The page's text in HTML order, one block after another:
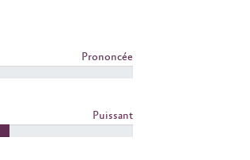
Prononcée
Puissant